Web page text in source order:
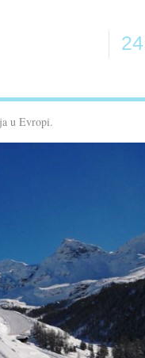
24
u Evropi.